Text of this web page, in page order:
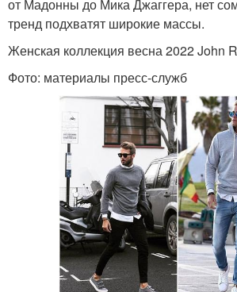
от Мадонны до Мика Джаггера, нет
тренд подхватят широкие массы.
Женская коллекция весна 2022 John
Фото: материалы пресс-служб